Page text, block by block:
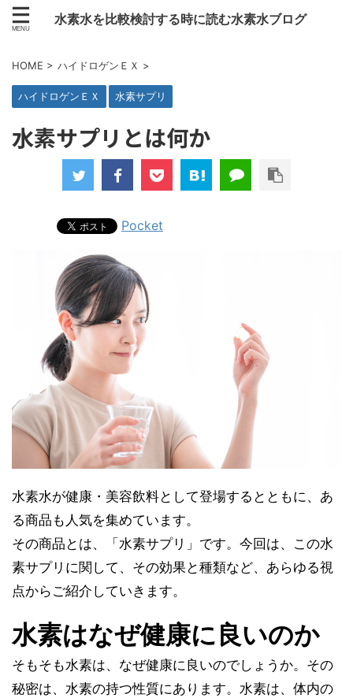
水素水を比較検討する時に読む水素水ブログ
HOME > ハイドロゲンＥＸ >
ハイドロゲンＥＸ 水素サプリ
水素サプリとは何か
Pocket
水素水が健康・美容飲料として登場するとともに、あ
る商品も人気を集めています。
その商品とは、「水素サプリ」です。今回は、この水
素サプリに関して、その効果と種類など、あらゆる視
点からご紹介していきます。
水素はなぜ健康に良いのか
そもそも水素は、なぜ健康に良いのでしょうか。その
秘密は、水素の持つ性質にあります。水素は、体内の